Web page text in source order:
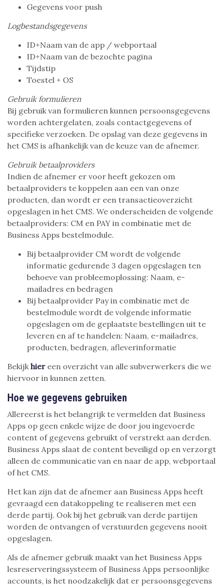
Gegevens voor push
Logbestandsgegevens
ID+Naam van de app / webportaal
ID+Naam van de bezochte pagina
Tijdstip
Toestel + OS
Gebruik formulieren
Bij gebruik van formulieren kunnen persoonsgegevens
worden achtergelaten, zoals contactgegevens of
specifieke verzoeken. De opslag van deze gegevens in
het CMS is afhankelijk van de keuze van de afnemer.
Gebruik betaalproviders
Indien de afnemer er voor heeft gekozen om
betaalproviders te koppelen aan een van onze
producten, dan wordt er een transactieoverzicht
opgeslagen in het CMS. We onderscheiden de volgende
betaalproviders: CM en PAY in combinatie met de
Business Apps bestelmodule.
Bij betaalprovider CM wordt de volgende
informatie gedurende 3 dagen opgeslagen ten
behoeve van probleemoplossing: Naam, e-
mailadres en bedragen
Bij betaalprovider Pay in combinatie met de
bestelmodule wordt de volgende informatie
opgeslagen om de geplaatste bestellingen uit te
leveren en af te handelen: Naam, e-mailadres,
producten, bedragen, afleverinformatie
Bekijk hier een overzicht van alle subverwerkers die we
hiervoor in kunnen zetten.
Hoe we gegevens gebruiken
Allereerst is het belangrijk te vermelden dat Business
Apps op geen enkele wijze de door jou ingevoerde
content of gegevens gebruikt of verstrekt aan derden.
Business Apps slaat de content beveiligd op en verzorgt
alleen de communicatie van en naar de app, webportaal
of het CMS.
Het kan zijn dat de afnemer aan Business Apps heeft
gevraagd een datakoppeling te realiseren met een
derde partij. Ook bij het gebruik van derde partijen
worden de ontvangen of verstuurden gegevens nooit
opgeslagen.
Als de afnemer gebruik maakt van het Business Apps
lesreserveringssysteem of Business Apps persoonlijke
accounts, is het noodzakelijk dat er persoonsgegevens